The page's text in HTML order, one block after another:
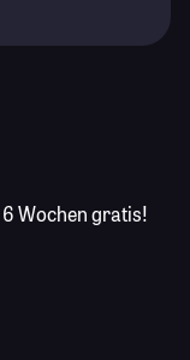
6 Wochen gratis!